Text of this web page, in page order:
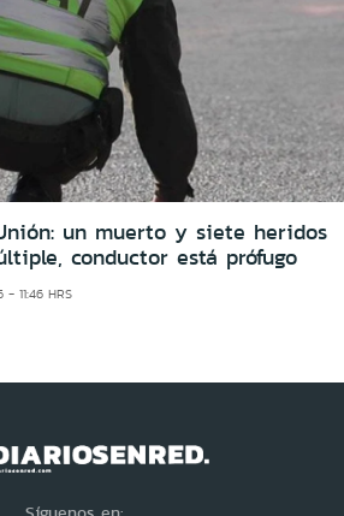
un muerto y siete heridos
conductor está prófugo
11:46 HRS